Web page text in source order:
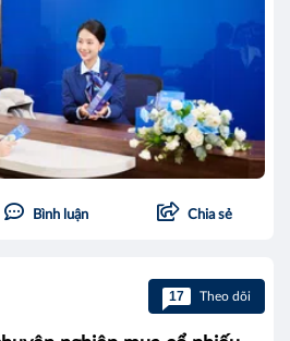
Bình luận Chia sẻ
17 Theo dõi